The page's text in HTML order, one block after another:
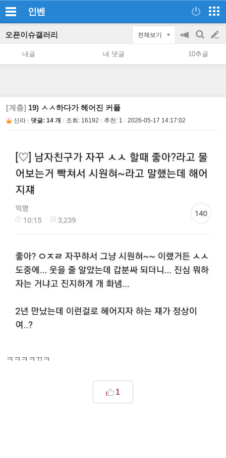
인벤
오픈이슈갤러리 전체보기
공
지
on/off
검
색
글
쓰
내글 내 댓글 10추글
[계층] 19) ㅅㅅ하다가 헤어진 커플
신라 댓글: 14 개 조회: 16192 추천: 1 2026-05-17 14:17:02
ㅋㅋㅋㅋㄲㅋ
1